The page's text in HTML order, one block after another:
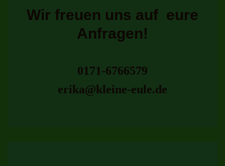
Wir freuen uns auf eure
Anfragen!
0171-6766579
erika@kleine-eule.de